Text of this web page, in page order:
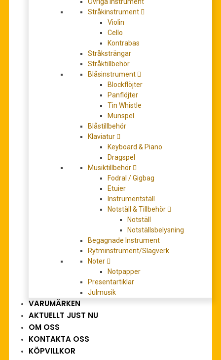
Stråkinstrument
Violin
Cello
Kontrabas
Stråksträngar
Stråktillbehör
Blåsinstrument
Blockflöjter
Panflöjter
Tin Whistle
Munspel
Blåstillbehör
Klaviatur
Keyboard & Piano
Dragspel
Musiktillbehör
Fodral / Gigbag
Etuier
Instrumentställ
Notställ & Tillbehör
Notställ
Notställsbelysning
Begagnade Instrument
Rytminstrument/Slagverk
Noter
Notpapper
Presentartiklar
Julmusik
VARUMÄRKEN
AKTUELLT JUST NU
OM OSS
KONTAKTA OSS
KÖPVILLKOR
1 i lager (kan restnoteras)
LÄGG TILL I VARUKORG
HL00291163
Artister (Gitarrtabulatur)
This matching folio features 21 of the most time-tested
hits of this legendary heavy metal band in authentic
transcriptions for guitar with notes and tab.
Forever
Got To Choose
I Want You
C’mon And Love Me
Calling Dr. Love
Christine Sixteen